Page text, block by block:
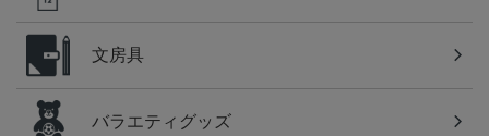
文房具
バラエティグッズ